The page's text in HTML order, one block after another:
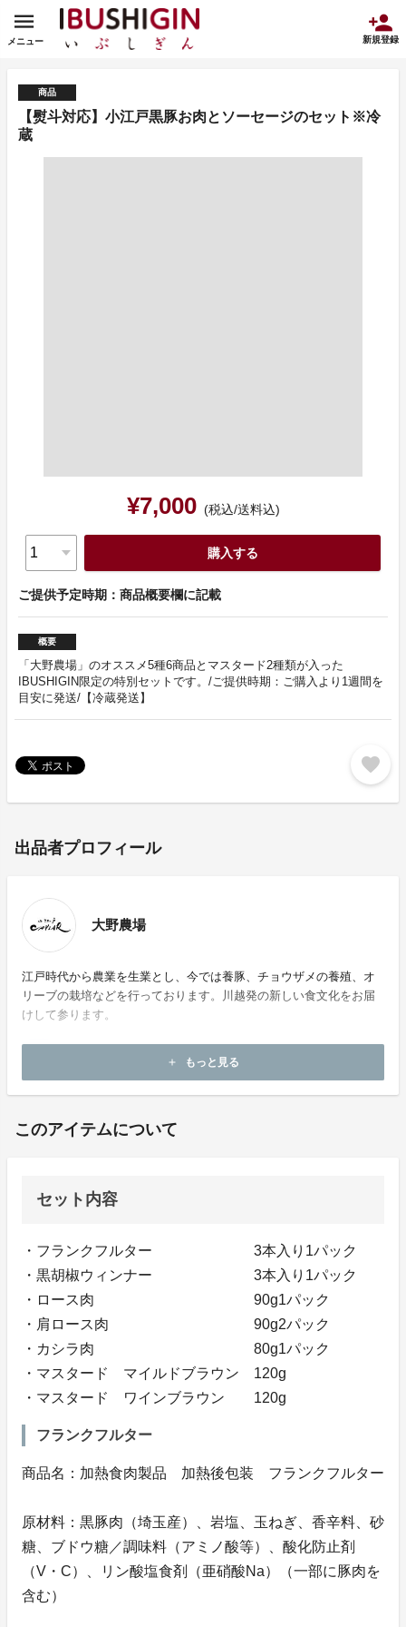
メニュー 新規登録
商品
【熨斗対応】小江戸黒豚お肉とソーセージのセット※冷
蔵
¥7,000 (税込/送料込)
購入する
ご提供予定時期：商品概要欄に記載
概要
「大野農場」のオススメ5種6商品とマスタード2種類が入った
IBUSHIGIN限定の特別セットです。/ご提供時期：ご購入より1週間を
目安に発送/【冷蔵発送】
favorite
出品者プロフィール
大野農場
江戸時代から農業を生業とし、今では養豚、チョウザメの養殖、オ
リーブの栽培などを行っております。川越発の新しい食文化をお届
けして参ります。
add もっと見る
このアイテムについて
セット内容
・フランクフルター 3本入り1パック
・黒胡椒ウィンナー 3本入り1パック
・ロース肉 90g1パック
・肩ロース肉 90g2パック
・カシラ肉 80g1パック
・マスタード マイルドブラウン 120g
・マスタード ワインブラウン 120g
フランクフルター
商品名：加熱食肉製品 加熱後包装 フランクフルター
原材料：黒豚肉（埼玉産）、岩塩、玉ねぎ、香辛料、砂
糖、ブドウ糖／調味料（アミノ酸等）、酸化防止剤
（V・C）、リン酸塩食剤（亜硝酸Na）（一部に豚肉を
含む）